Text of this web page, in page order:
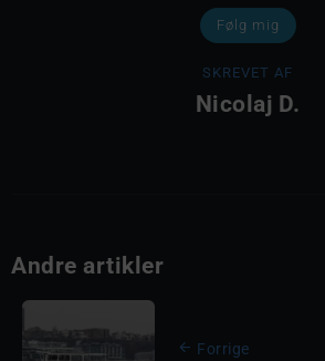
Følg mig
SKREVET AF
Nicolaj D.
Andre artikler
Forrige